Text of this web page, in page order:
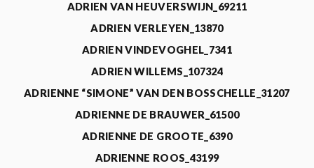
ADRIEN VAN HEUVERSWIJN_69211
ADRIEN VERLEYEN_13870
ADRIEN VINDEVOGHEL_7341
ADRIEN WILLEMS_107324
ADRIENNE “SIMONE” VAN DEN BOSSCHELLE_31207
ADRIENNE DE BRAUWER_61500
ADRIENNE DE GROOTE_6390
ADRIENNE ROOS_43199